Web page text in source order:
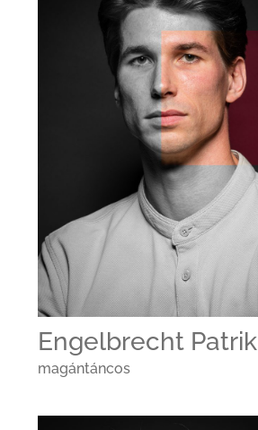
Engelbrecht Patrik
magántáncos